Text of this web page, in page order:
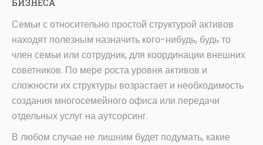
БИЗНЕСА
Семьи с относительно простой структурой активов
находят полезным назначить кого-нибудь, будь то
член семьи или сотрудник, для координации внешних
советников. По мере роста уровня активов и
сложности их структуры возрастает и необходимость
создания многосемейного офиса или передачи
отдельных услуг на аутсорсинг.
В любом случае не лишним будет подумать, какие